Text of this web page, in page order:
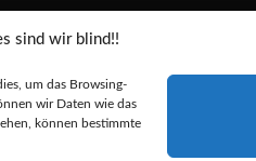
sind wir blind!!
um das Browsing-
wir Daten wie das
können bestimmte
bisherigen Preis in diesem Online-